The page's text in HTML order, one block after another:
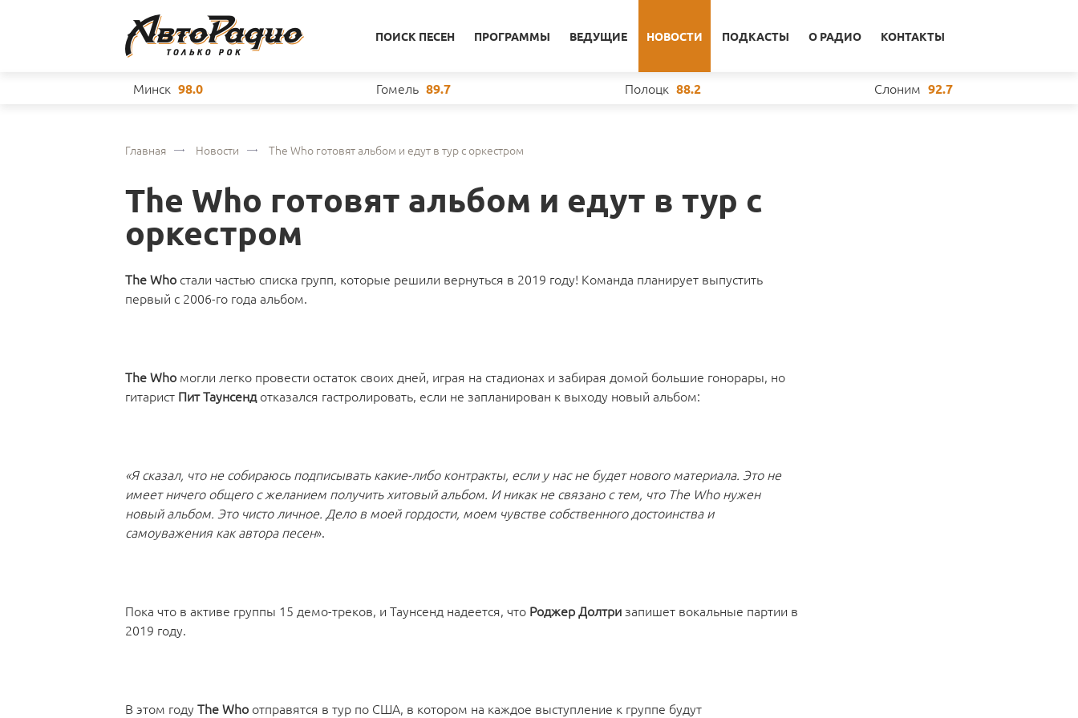
ПОИСК ПЕСЕН ПРОГРАММЫ ВЕДУЩИЕ НОВОСТИ ПОДКАСТЫ О РАДИО КОНТАКТЫ
Минск 98.0 Гомель 89.7 Полоцк 88.2 Слоним 92.7
Главная Новости The Who готовят альбом и едут в тур с оркестром
The Who готовят альбом и едут в тур с
оркестром
The Who стали частью списка групп, которые решили вернуться в 2019 году! Команда планирует выпустить
первый с 2006-го года альбом.
The Who могли легко провести остаток своих дней, играя на стадионах и забирая домой большие гонорары, но
гитарист Пит Таунсендотказался гастролировать, если не запланирован к выходу новый альбом:
«Я сказал, что не собираюсь подписывать какие-либо контракты, если у нас не будет нового материала. Это не
имеет ничего общего с желанием получить хитовый альбом. И никак не связано с тем, что The Who нужен
новый альбом. Это чисто личное. Дело в моей гордости, моем чувстве собственного достоинства и
самоуважения как автора песен».
Пока что в активе группы 15 демо-треков, и Таунсенд надеется, что Роджер Долтри запишет вокальные партии в
2019 году.
В этом году The Who отправятся в тур по США, в котором на каждое выступление к группе будут